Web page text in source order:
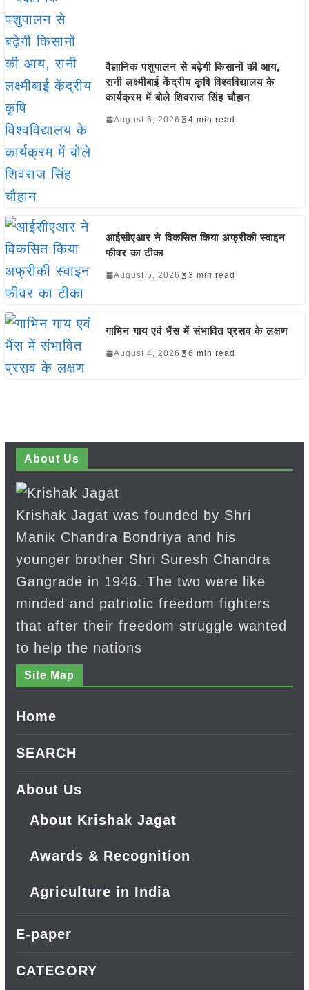
वैज्ञानिक पशुपालन से बढ़ेगी किसानों की आय,
रानी लक्ष्मीबाई केंद्रीय कृषि विश्वविद्यालय के
कार्यक्रम में बोले शिवराज सिंह चौहान
August 6, 2026 4 min read
आईसीएआर ने विकसित किया अफ्रीकी स्वाइन
फीवर का टीका
August 5, 2026 3 min read
गाभिन गाय एवं भैंस में संभावित प्रसव के लक्षण
August 4, 2026 6 min read
About Us
Krishak Jagat was founded by Shri
Manik Chandra Bondriya and his
younger brother Shri Suresh Chandra
Gangrade in 1946. The two were like
minded and patriotic freedom fighters
that after their freedom struggle wanted
to help the nations
Site Map
Home
SEARCH
About Us
About Krishak Jagat
Awards & Recognition
Agriculture in India
E-paper
CATEGORY